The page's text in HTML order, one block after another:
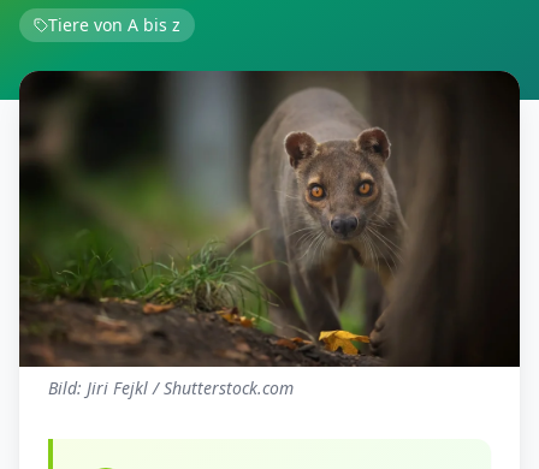
Tiere von A bis z
Bild: Jiri Fejkl / Shutterstock.com